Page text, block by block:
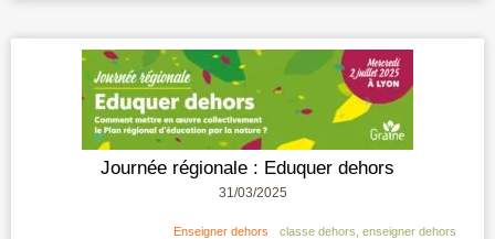
Journée régionale : Eduquer dehors
31/03/2025
Enseigner dehors classe dehors enseigner dehors